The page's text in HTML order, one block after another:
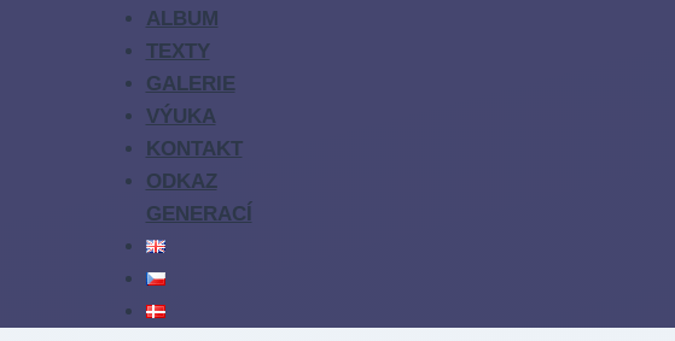
ALBUM
TEXTY
GALERIE
VÝUKA
KONTAKT
ODKAZ
GENERACÍ